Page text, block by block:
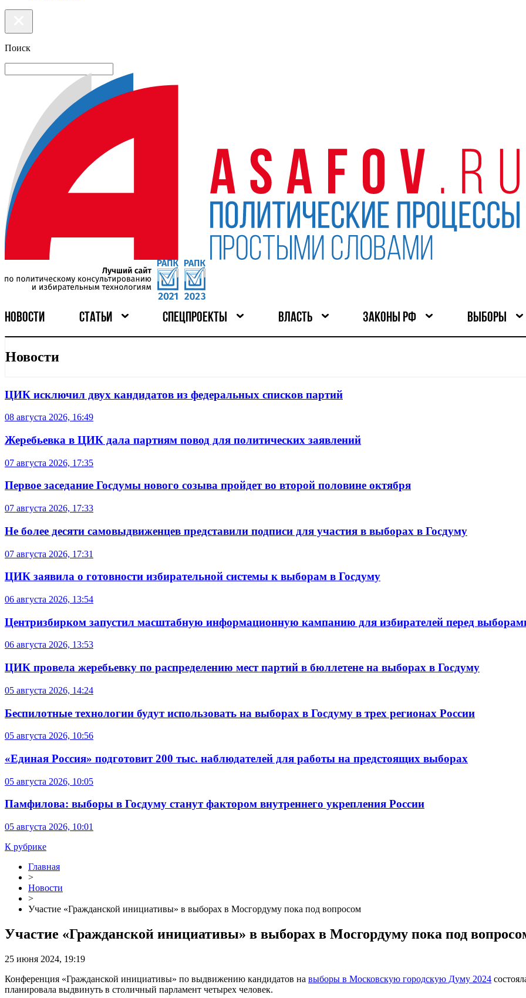
Поиск
НОВОСТИ СТАТЬИ СПЕЦПРОЕКТЫ ВЛАСТЬ ЗАКОНЫ РФ ВЫБОРЫ
Новости
ЦИК исключил двух кандидатов из федеральных списков партий
08 августа 2026, 16:49
Жеребьевка в ЦИК дала партиям повод для политических заявлений
07 августа 2026, 17:35
Первое заседание Госдумы нового созыва пройдет во второй половине октября
07 августа 2026, 17:33
Не более десяти самовыдвиженцев представили подписи для участия в выборах в Госдуму
07 августа 2026, 17:31
ЦИК заявила о готовности избирательной системы к выборам в Госдуму
06 августа 2026, 13:54
Центризбирком запустил масштабную информационную кампанию для избирателей перед
06 августа 2026, 13:53
ЦИК провела жеребьевку по распределению мест партий в бюллетене на выборах в Госдуму
05 августа 2026, 14:24
Беспилотные технологии будут использовать на выборах в Госдуму в трех регионах России
05 августа 2026, 10:56
«Единая Россия» подготовит 200 тыс. наблюдателей для работы на предстоящих выборах
05 августа 2026, 10:05
Памфилова: выборы в Госдуму станут фактором внутреннего укрепления России
05 августа 2026, 10:01
К рубрике
Главная
>
Новости
>
Участие «Гражданской инициативы» в выборах в Мосгордуму пока под вопросом
Участие «Гражданской инициативы» в выборах в Мосгордуму пока под
25 июня 2024, 19:19
Конференция «Гражданской инициативы» по выдвижению кандидатов на выборы в Московскую городскую Думу 2024
планировала выдвинуть в столичный парламент четырех человек.